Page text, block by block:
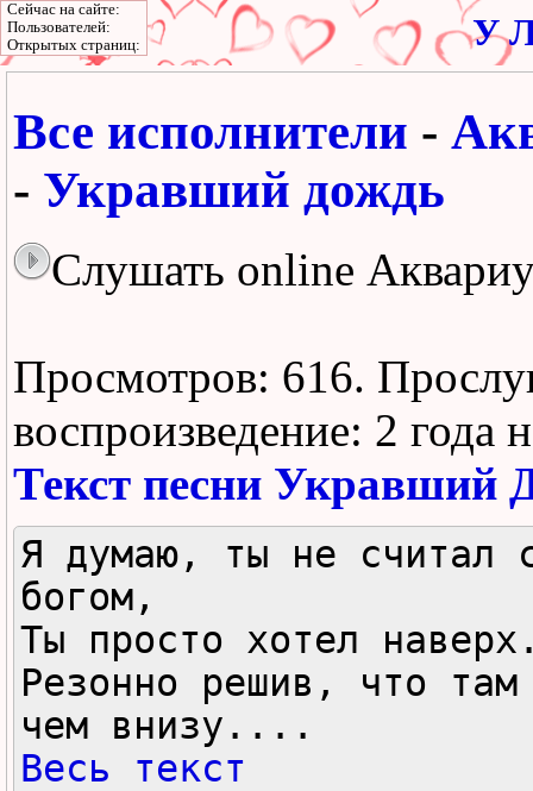
У
Все исполнители -
- Укравший дождь
Слушать online
Просмотров: 616.
воспроизведение: 2 года
Текст песни Укравший
Я думаю, ты не считал
богом,
Ты просто хотел
Резонно решив, что
чем внизу....
Весь текст
Сейчас на сайте:
Пользователей:
Открытых страниц: